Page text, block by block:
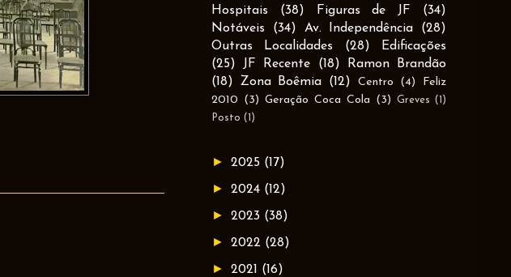
Hospitais
(38) Figuras de JF
(34)
Notáveis
(34) Av. Independência
(28)
Outras Localidades
(28)
Edificações
(25)
JF Recente (18)
Ramon Brandão
(18)
Zona Boêmia (12) Centro (4)
Feliz
2010 (3) Geração Coca Cola (3) Greves (1)
Posto (1)
► 2025 (17)
► 2024 (12)
► 2023 (38)
► 2022 (28)
► 2021 (16)